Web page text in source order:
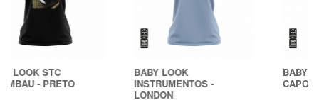
BABY LOOK
INSTRUMENTOS -
BABY LOOK RESPIRE
CAPOEIRA - PRETO